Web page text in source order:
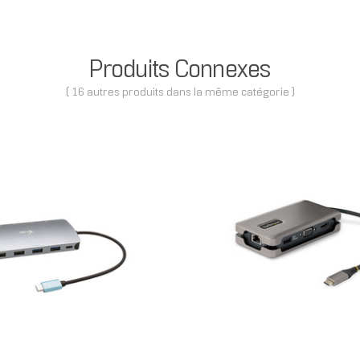
Produits Connexes
( 16 autres produits dans la même catégorie )